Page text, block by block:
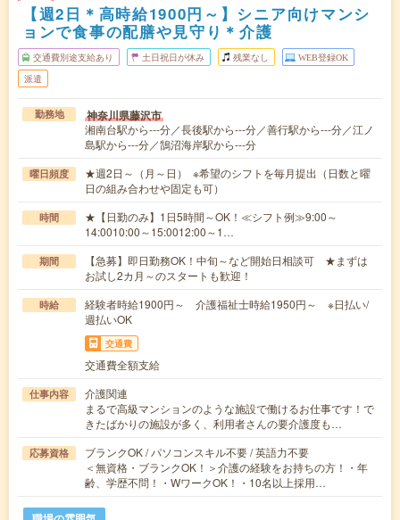
【週2日＊高時給1900円～】シニア向けマンシ
ョンで食事の配膳や見守り＊介護
交通費別途支給あり 土日祝日が休み 残業なし WEB登録OK
派遣
勤務地 神奈川県藤沢市
湘南台駅から---分／長後駅から---分／善行駅から---分／江ノ
島駅から---分／鵠沼海岸駅から---分
曜日頻度
★週2日～（月～日） ※希望のシフトを毎月提出（日数と曜
日の組み合わせや固定も可）
時間
★【日勤のみ】1日5時間～OK！≪シフト例≫9:00～
14:0010:00～15:0012:00～1…
期間
【急募】即日勤務OK！中旬～など開始日相談可 ★まずは
お試し2カ月～のスタートも歓迎！
時給
経験者時給1900円～ 介護福祉士時給1950円～ ※日払い/
週払いOK
交通費
交通費全額支給
仕事内容
介護関連
まるで高級マンションのような施設で働けるお仕事です！で
きたばかりの施設が多く、利用者さんの要介護度も…
応募資格
ブランクOK / パソコンスキル不要 / 英語力不要
＜無資格・ブランクOK！＞介護の経験をお持ちの方！・年
齢、学歴不問！・WワークOK！・10名以上採用…